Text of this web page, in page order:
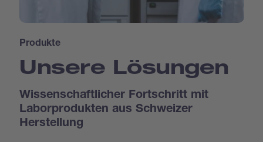
Produkte
Unsere Lösungen
Wissenschaftlicher Fortschritt mit
Laborprodukten aus Schweizer
Herstellung